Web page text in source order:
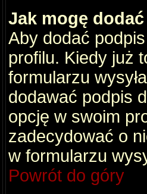
Jak mogę
Aby dodać
profilu. Kiedy już
formularzu
dodawać podpis
opcję w swoim
zadecydować o
w formularzu
Powrót do góry